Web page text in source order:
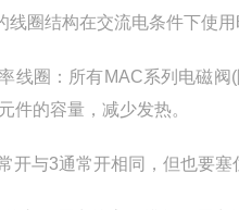
线圈结构在交流电条件下使用
线圈：所有MAC系列电磁
件的容量，减少发热。
开与3通常开相同，但也要塞